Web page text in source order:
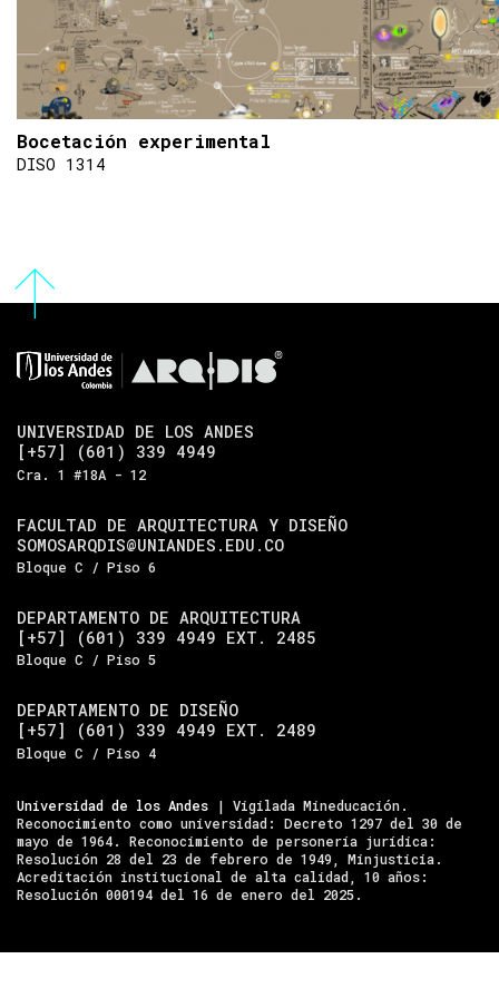
Bocetación experimental
DISO 1314
UNIVERSIDAD DE LOS ANDES
[+57] (601) 339 4949
Cra. 1 #18A - 12
FACULTAD DE ARQUITECTURA Y DISEÑO
SOMOSARQDIS@UNIANDES.EDU.CO
Bloque C / Piso 6
DEPARTAMENTO DE ARQUITECTURA
[+57] (601) 339 4949 EXT. 2485
Bloque C / Piso 5
DEPARTAMENTO DE DISEÑO
[+57] (601) 339 4949 EXT. 2489
Bloque C / Piso 4
Universidad de los Andes | Vigilada Mineducación.
Reconocimiento como universidad: Decreto 1297 del 30 de
mayo de 1964. Reconocimiento de personería jurídica:
Resolución 28 del 23 de febrero de 1949, Minjusticia.
Acreditación institucional de alta calidad, 10 años:
Resolución 000194 del 16 de enero del 2025.